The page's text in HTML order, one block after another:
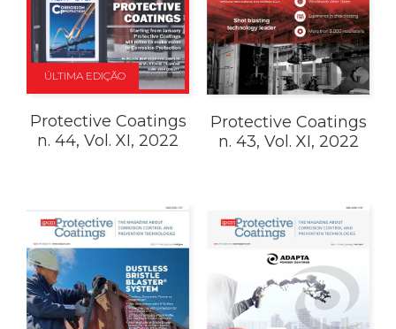
ÚLTIMA EDIÇÃO
Protective Coatings
n. 44, Vol. XI, 2022
Protective Coatings
n. 43, Vol. XI, 2022